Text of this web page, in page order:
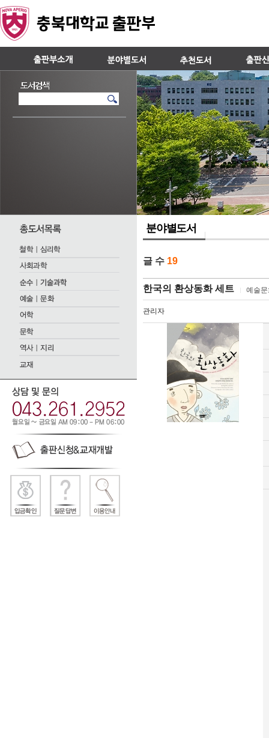
분야별도서
글 수 19
한국의 환상동화 세트 예술
관리자